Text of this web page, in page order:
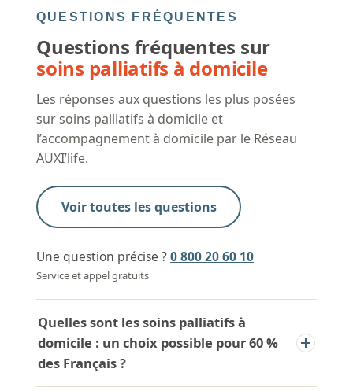
QUESTIONS FRÉQUENTES
Questions fréquentes sur
soins palliatifs à domicile
Les réponses aux questions les plus posées
sur soins palliatifs à domicile et
l’accompagnement à domicile par le Réseau
AUXI’life.
Voir toutes les questions
Une question précise ?0 800 20 60 10
Service et appel gratuits
Quelles sont les soins palliatifs à
domicile : un choix possible pour 60 %
des Français ?